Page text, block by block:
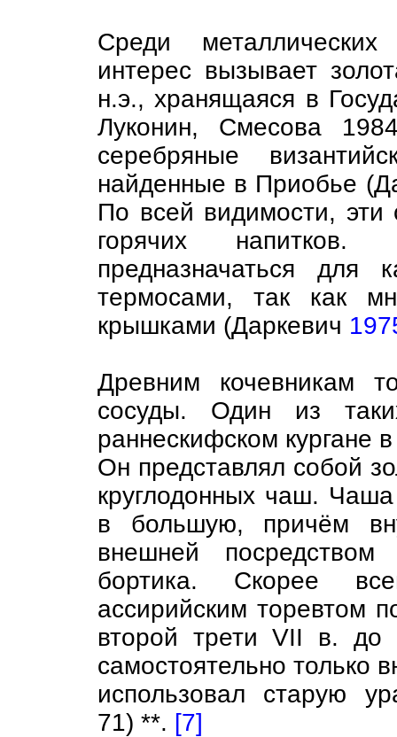
Среди
интерес вызывает
н.э., хранящаяся в
Луконин, Смесова
серебряные
найденные в Приобье
По всей видимости, эти
горячих
предназначаться для
термосами, так как
крышками (Даркевич
Древним кочевникам
сосуды. Один из
раннескифском кургане
Он представлял собой
круглодонных чаш.
в большую, причём
внешней посредством
бортика. Скорее
ассирийским торевтом
второй трети VII в. до
самостоятельно только
использовал старую
71) **. [7]